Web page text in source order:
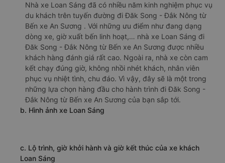
Nhà xe Loan Sáng đã có nhiều năm kinh nghiệm phục vụ
du khách trên tuyến đường đi Đăk Song - Đắk Nông từ
Bến xe An Sương . Với những ưu điểm như đang dạng
dòng xe, giờ xuất bến linh hoạt,… nhà xe Loan Sáng đi
Đăk Song - Đắk Nông từ Bến xe An Sương được nhiều
khách hàng đánh giá rất cao. Ngoài ra, nhà xe còn cam
kết chạy đúng giờ, không nhồi nhét khách, nhân viên
phục vụ nhiệt tình, chu đáo. Vì vậy, đây sẽ là một trong
những lựa chọn hàng đầu cho hành trình đi Đăk Song -
Đắk Nông từ Bến xe An Sương của bạn sắp tới.
b. Hình ảnh xe Loan Sáng
c. Lộ trình, giờ khởi hành và giờ kết thúc của xe khách
Loan Sáng